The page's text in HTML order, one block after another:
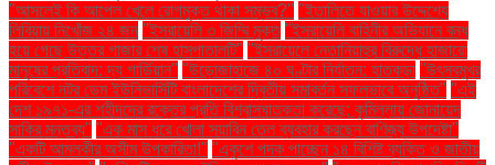
"আসলেই কি আপেল খেলে রোগমুক্ত থাকা সম্ভব?" "ইতালিতে যাওয়ার উদ্দেশ্যে
লিবিয়ায় নিখোঁজ ২৪ জন "ইসরায়েলি ৩ জিম্মি মুক্ত "ইসরায়েলি বাহিনীর অভিযানে বন্ধ
হয়ে গেছে উত্তর গাজার শেষ হাসপাতালটি" "ইসরায়েলে নেতানিয়াহুর বিরুদ্ধে হাজারো
মানুষের প্রতিবাদ: দ্য গার্ডিয়ান" "উড়োজাহাজে ৪০ ঘণ্টার নির্যাতন: হাতকড়া "উৎসবমুখর
পরিবেশে নটর ডেম ইউনিভার্সিটি বাংলাদেশের দ্বিতীয় সমাবর্তন সফলভাবে অনুষ্ঠিত" "এই
দেশ ১৯৭১-এর শহীদদের রক্তের প্রতি বিশ্বাসঘাতকতা করেছে: কুমিল্লায় জোনায়েদ
সাকির মন্তব্য" "এক মাস ধরে খোলা সয়াবিন তেল ব্যবহার করছেন বাণিজ্য উপদেষ্টা"
"একটি আমলকীর অসীম উপকারিতা!" "একুশে পদক পাচ্ছেন ১৪ বিশিষ্ট ব্যক্তি ও জাতীয়